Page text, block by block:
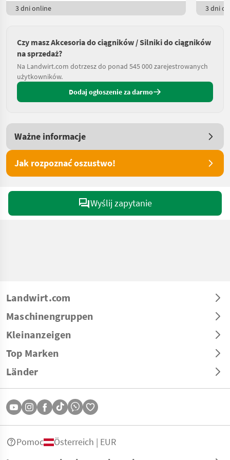
3 dni online 3 dni
Czy masz Akcesoria do ciągników / Silniki do ciągników
na sprzedaż?
Na Landwirt.com dotrzesz do ponad 545 000 zarejestrowanych
użytkowników.
Dodaj ogłoszenie za darmo
Ważne informacje
Jak rozpoznać oszustwo!
Wyślij zapytanie
Landwirt.com
Maschinengruppen
Kleinanzeigen
Top Marken
Länder
Pomoc Österreich | EUR